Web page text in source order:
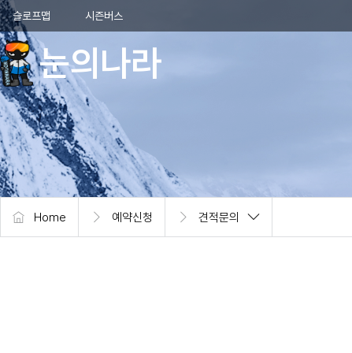
본문 바로가기
슬로프맵 시즌버스
눈의나라
Home 예약신청 견적문의